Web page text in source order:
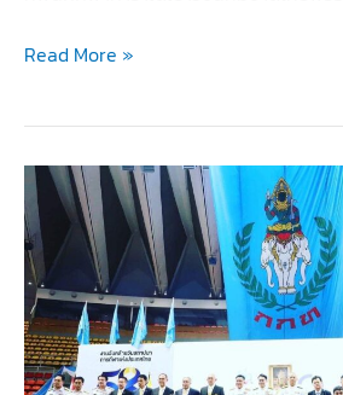
ร่วม
ทัพ
นักกีฬา
คาราเต้
ทีม
ชาติ
ไทย
เดิน
Read More »